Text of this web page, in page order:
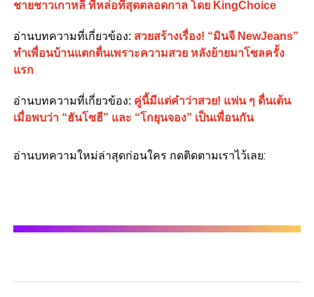
ชายชาวเกาหลี ที่หล่อที่สุดตลอดกาล โดย KingChoice
อ่านบทความที่เกี่ยวข้อง: สวยสร้างเรื่อง! “มินจี NewJeans”
ทำเพื่อนบ้านแตกตื่นเพราะความสวย หลังย้ายมาโซลครั้ง
แรก
อ่านบทความที่เกี่ยวข้อง: คู่นี้มีแต่คำว่าสวย! แฟน ๆ ตื่นเต้น
เมื่อพบว่า “ฮันโซฮี” และ “โกยุนจอง” เป็นเพื่อนกัน
อ่านบทความใหม่ล่าสุดก่อนใคร กดติดตามเราไว้เลย: